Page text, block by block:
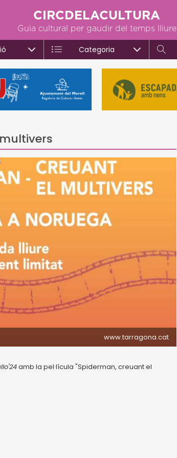
CIRCDELACULTURA
Guia cultural per gaudir del temps lliure
Categoria
www.tarragona.cat
amb la pel·lícula "Spiderman, creuant el